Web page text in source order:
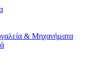
& Μηχανήματα